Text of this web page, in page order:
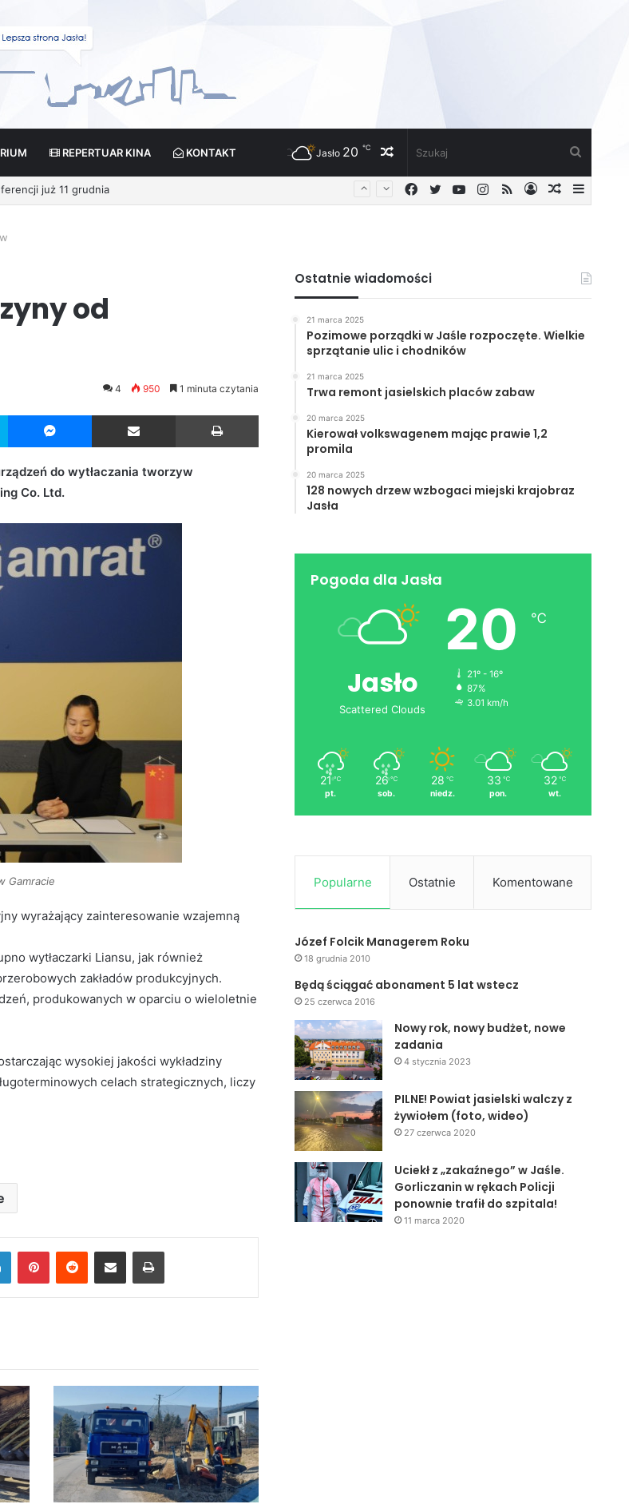
REPERTUAR KINA KONTAKT Losowy
artykuł
Jasło 20 ℃
Losowy
Zaloguj
RSS
Instagram
YouTube
Twitter
Facebook
od
4 950 1 minuta czytania
Skype Messenger Udostępnij przez Email
do wytłaczania tworzyw
Co. Ltd.
Gamracie
wyrażający zainteresowanie wzajemną
wytłaczarki Liansu, jak również
zakładów produkcyjnych.
produkowanych w oparciu o wieloletnie
wysokiej jakości wykładziny
celach strategicznych, liczy
LinkedIn
Ostatnie wiadomości
21 marca 2025
Pozimowe porządki w Jaśle rozpoczęte. Wielkie
sprzątanie ulic i chodników
21 marca 2025
Trwa remont jasielskich placów zabaw
20 marca 2025
Kierował volkswagenem mając prawie 1,2
promila
20 marca 2025
128 nowych drzew wzbogaci miejski krajobraz
Jasła
Pogoda dla Jasła
Jasło
Scattered Clouds
20 ℃
21º - 16º
87%
3.01 km/h
21 ℃
pt.
26 ℃
sob.
28 ℃
niedz.
33 ℃
pon.
32 ℃
wt.
Popularne Ostatnie Komentowane
Józef Folcik Managerem Roku
18 grudnia 2010
Będą ściągać abonament 5 lat wstecz
25 czerwca 2016
Nowy rok, nowy budżet, nowe
zadania
4 stycznia 2023
PILNE! Powiat jasielski walczy z
żywiołem (foto, wideo)
27 czerwca 2020
Uciekł z „zakaźnego” w Jaśle.
Gorliczanin w rękach Policji
ponownie trafił do szpitala!
11 marca 2020